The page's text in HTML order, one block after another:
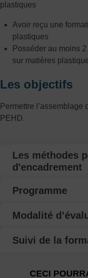
plastiques
Avoir reçu une
plastiques
Posséder au moins
sur matières
Les objectifs
Permettre
PEHD.
Les méthodes
d'encadrement
Programme
Modalité
Suivi de la
CECI